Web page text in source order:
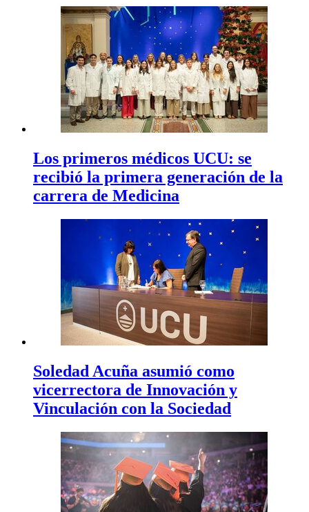
Los primeros médicos UCU: se
recibió la primera generación de la
carrera de Medicina
Soledad Acuña asumió como
vicerrectora de Innovación y
Vinculación con la Sociedad